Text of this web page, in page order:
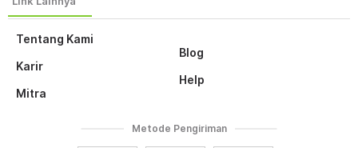
Tentang Kami
Karir
Mitra
Blog
Help
Metode Pengiriman